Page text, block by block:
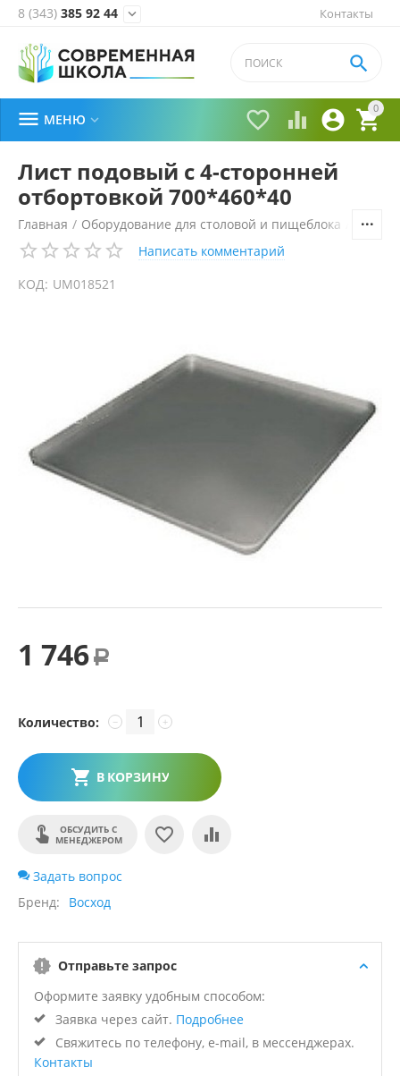
Контакты
8 (343) 385 92 44 
0


 

 МЕНЮ 
Лист подовый с 4-сторонней
отбортовкой 700*460*40
Главная / Оборудование для столовой и пищеблока
Написать комментарий
КОД: UM018521
1 746 Р
Количество: +
−
В КОРЗИНУ
ОБСУДИТЬ С
МЕНЕДЖЕРОМ
Задать вопрос
Бренд
Восход
Отправьте запрос
Оформите заявку удобным способом:
Заявка через сайт. Подробнее
Свяжитесь по телефону, e-mail, в мессенджерах.
Контакты